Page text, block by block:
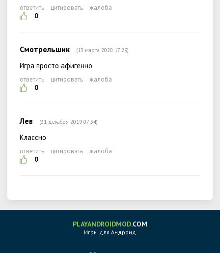
ответить цитировать
жалоба
0
Смотрельшик (13 марта 2020 17:29)
Игра просто афигенно
ответить цитировать
жалоба
0
Лев (31 декабря 2019 07:54)
Классно
ответить цитировать
жалоба
0
PLAYANDROIDMOD.COM
Игры для Андроид